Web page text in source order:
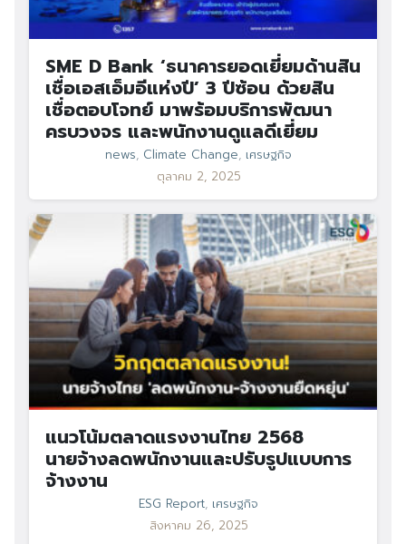
SME D Bank ‘ธนาคารยอดเยี่ยมด้านสิน
เชื่อเอสเอ็มอีแห่งปี’ 3 ปีซ้อน ด้วยสิน
เชื่อตอบโจทย์ มาพร้อมบริการพัฒนา
ครบวงจร และพนักงานดูแลดีเยี่ยม
news, Climate Change, เศรษฐกิจ
ตุลาคม 2, 2025
แนวโน้มตลาดแรงงานไทย 2568
นายจ้างลดพนักงานและปรับรูปแบบการ
จ้างงาน
ESG Report, เศรษฐกิจ
สิงหาคม 26, 2025